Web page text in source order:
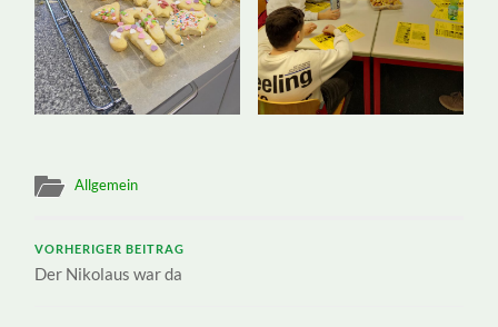
Allgemein
VORHERIGER BEITRAG
Der Nikolaus war da